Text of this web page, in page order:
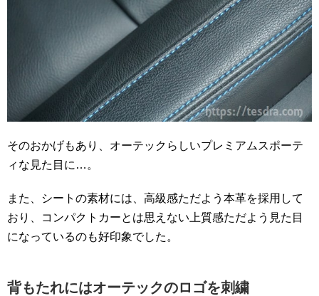
そのおかげもあり、オーテックらしいプレミアムスポーテ
ィな見た目に…。
また、シートの素材には、高級感ただよう本革を採用して
おり、コンパクトカーとは思えない上質感ただよう見た目
になっているのも好印象でした。
背もたれにはオーテックのロゴを刺繍